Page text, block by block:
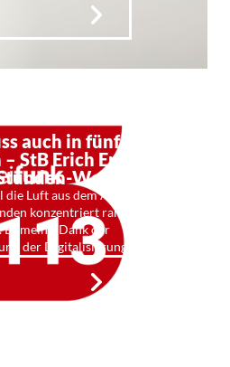
auch in fünf
StB Erich Erichsen
Woche
die Luft aus dem Arbeitstag
konzentriert ranhauen, als
Er meint: Dank der
der Digitalisierung ist das …